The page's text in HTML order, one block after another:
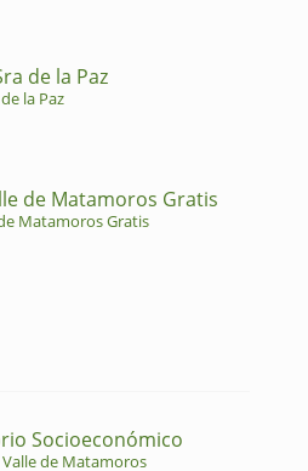
de la Paz
la Paz
de Matamoros Gratis
Matamoros Gratis
Socioeconómico
de Matamoros